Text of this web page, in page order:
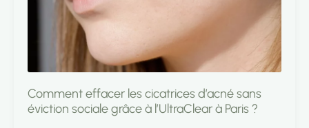
Comment effacer les cicatrices d’acné sans
éviction sociale grâce à l’UltraClear à Paris ?